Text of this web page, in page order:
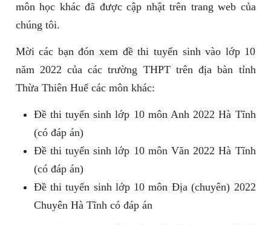
môn học khác đã được cập nhật trên trang web của
chúng tôi.
Mời các bạn đón xem đề thi tuyển sinh vào lớp 10
năm 2022 của các trường THPT trên địa bàn tỉnh
Thừa Thiên Huế các môn khác:
Đề thi tuyển sinh lớp 10 môn Anh 2022 Hà Tĩnh
(có đáp án)
Đề thi tuyển sinh lớp 10 môn Văn 2022 Hà Tĩnh
(có đáp án)
Đề thi tuyển sinh lớp 10 môn Địa (chuyên) 2022
Chuyên Hà Tĩnh có đáp án